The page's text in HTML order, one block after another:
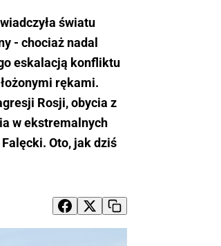
światu
- chociaż nadal
eskalacją konfliktu
rękami.
Rosji, obycia z
w ekstremalnych
Oto, jak dziś